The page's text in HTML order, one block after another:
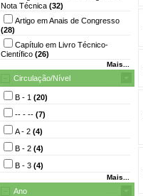
Nota Técnica (32)
Artigo em Anais de Congresso
(28)
Capítulo em Livro Técnico-
Científico (26)
Mais...
Circulação/Nível
B - 1 (20)
-- - -- (7)
A - 2 (4)
B - 2 (4)
B - 3 (4)
Mais...
Ano